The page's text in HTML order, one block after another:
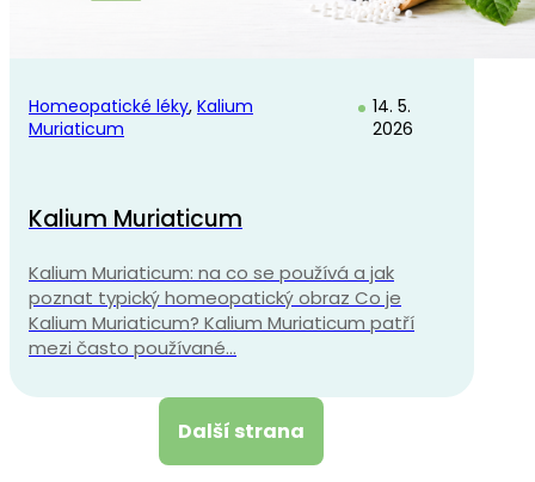
Homeopatické léky, Kalium
Muriaticum
14. 5.
2026
Kalium Muriaticum
Kalium Muriaticum: na co se používá a jak
poznat typický homeopatický obraz Co je
Kalium Muriaticum? Kalium Muriaticum patří
mezi často používané…
Další strana